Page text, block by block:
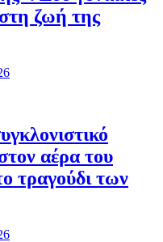
ζωή της
αέρα του
τραγούδι των